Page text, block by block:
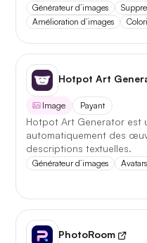
Générateur d’images
Amélioration d’images
Hotpot Art
Image Payant
Hotpot Art Generator est
automatiquement des
descriptions textuelles.
Générateur d’images Avatars
PhotoRoom